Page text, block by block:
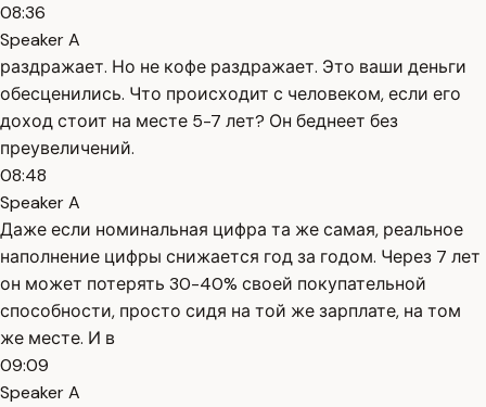
08:36
Speaker A
раздражает. Но не кофе раздражает. Это ваши деньги
обесценились. Что происходит с человеком, если его
доход стоит на месте 5-7 лет? Он беднеет без
преувеличений.
08:48
Speaker A
Даже если номинальная цифра та же самая, реальное
наполнение цифры снижается год за годом. Через 7 лет
он может потерять 30-40% своей покупательной
способности, просто сидя на той же зарплате, на том
же месте. И в
09:09
Speaker A